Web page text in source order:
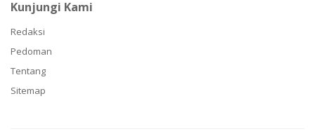
Kunjungi Kami
Redaksi
Pedoman
Tentang
Sitemap